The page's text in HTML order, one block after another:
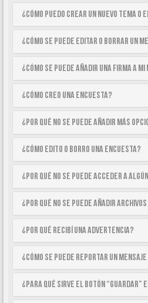
¿Cómo puedo crear un nuevo tema
¿Cómo se puede editar o borrar un
¿Cómo se puede añadir una firma a
¿Cómo creo una encuesta?
¿Por qué no se puede añadir más
¿Cómo edito o borro una encuesta?
¿Por qué no se puede acceder a
¿Por qué no se puede añadir
¿Por qué recibí una advertencia?
¿Cómo se puede reportar un
¿Para qué sirve el botón “Guardar”